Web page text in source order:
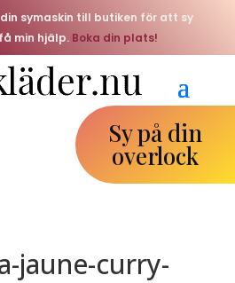
symaskin till butiken för att sy
min hjälp. Boka din plats!
Sy på din
overlock
jaune-curry-